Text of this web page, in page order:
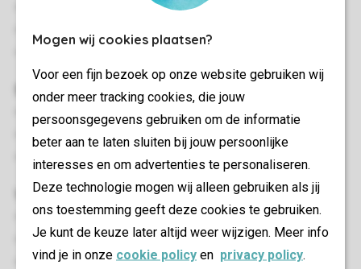
Mogen wij cookies plaatsen?
Voor een fijn bezoek op onze website gebruiken wij
onder meer tracking cookies, die jouw
persoonsgegevens gebruiken om de informatie
beter aan te laten sluiten bij jouw persoonlijke
interesses en om advertenties te personaliseren.
Deze technologie mogen wij alleen gebruiken als jij
ons toestemming geeft deze cookies te gebruiken.
Je kunt de keuze later altijd weer wijzigen. Meer info
vind je in onze cookie policy en privacy policy.
Geschikt voor 5 personen
Slaapkamer(s)
Slaapkamer met twee 1-persoons boxsprings
Slaapkamer met drie 1-persoonsboxsprings
Bedden voorzien van dekbedden en hoofdkussens
Woon-/eetkamer
Zithoek
Eethoek
Tv